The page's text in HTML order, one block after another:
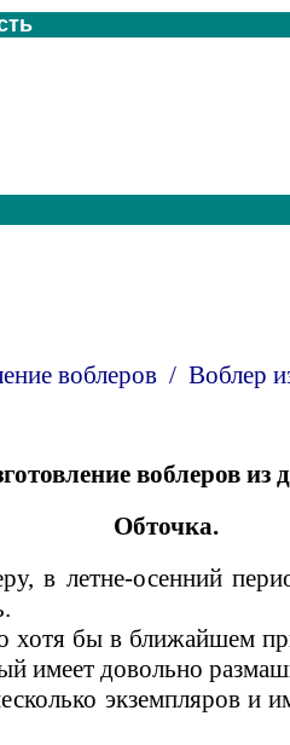
воблеров/ Воблер
воблеров из
Обточка.
в летне-осенний
хотя бы в ближайшем
имеет довольно
экземпляров и